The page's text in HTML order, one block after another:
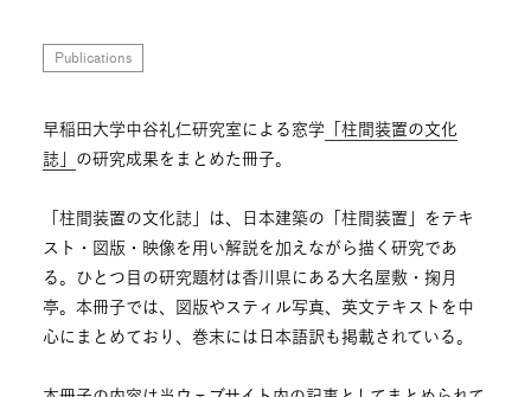
Publications
早稲田大学中谷礼仁研究室による窓学「柱間装置の文化
誌」 の研究成果をまとめた冊子。
「柱間装置の文化誌」は、日本建築の「柱間装置」をテキ
スト・図版・映像を用い解説を加えながら描く研究であ
る。ひとつ目の研究題材は香川県にある大名屋敷・掬月
亭。本冊子では、図版やスティル写真、英文テキストを中
心にまとめており、巻末には日本語訳も掲載されている。